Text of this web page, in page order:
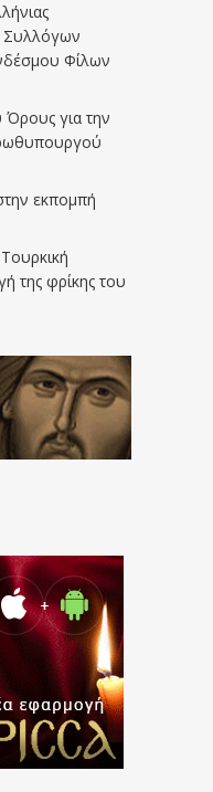
Συλλόγων
Φίλων
Όρους για την
εκπομπή
της φρίκης του